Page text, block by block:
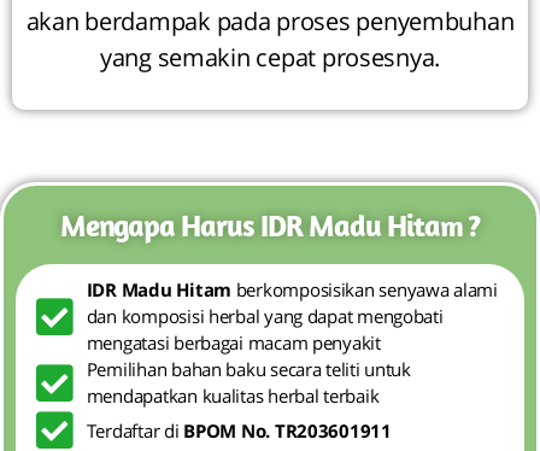
akan berdampak pada proses penyembuhan
yang semakin cepat prosesnya.
Mengapa Harus IDR Madu Hitam ?
IDR Madu Hitam berkomposisikan senyawa alami
dan komposisi herbal yang dapat mengobati
mengatasi berbagai macam penyakit
Pemilihan bahan baku secara teliti untuk
mendapatkan kualitas herbal terbaik
Terdaftar di BPOM No. TR203601911